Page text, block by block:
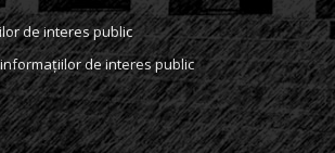
de interes public
de interes public